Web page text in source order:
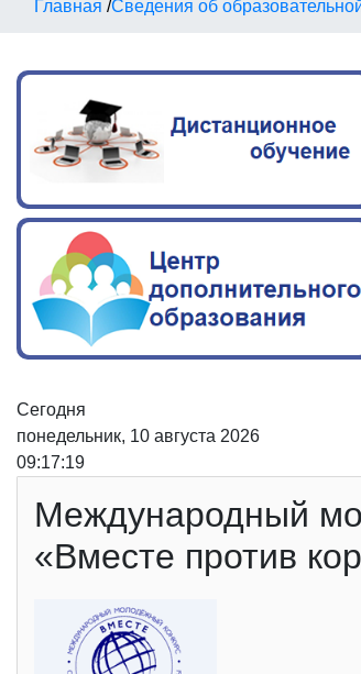
Главная /Сведения об
Сегодня
понедельник, 10 августа 2026
09:17:20
Международный
«Вместе против